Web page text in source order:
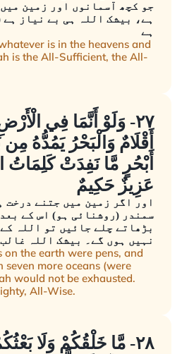
جو کچھ آسمانوں اور زمین
ہے، بیشک اللہ ہی بے نیاز
ہے
is in the heavens and
is the All-Sufficient, the All-
٢٧- وَلَوْ أَنَّمَا فِي
أَقْلَامٌ وَالْبَحْرُ يَمُدُّهُ
أَبْحُرٍ مَّا نَفِدَتْ كَلِمَاتُ
عَزِيزٌ حَكِيمٌ
اور اگر زمین میں جتنے درخت
سمندر (روشنائی ہو) اس کے
بڑھاتے چلے جائیں تو اللہ
نہیں ہوں گے۔ بیشک اللہ غالب
on the earth were pens, and
more oceans (were
would not be exhausted.
All-Wise.
٢٨- مَّا خَلْقُكُمْ وَلَا